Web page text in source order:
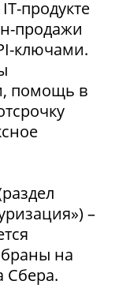
продукте
продажи
ключами.
помощь в
–
на
Сбера.